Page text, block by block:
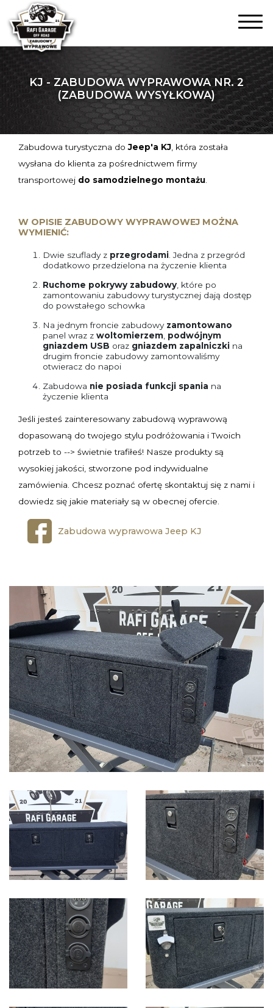
KJ - ZABUDOWA WYPRAWOWA NR. 2
(ZABUDOWA WYSYŁKOWA)
Zabudowa turystyczna do Jeep'a KJ , która została
wysłana do klienta za pośrednictwem firmy
transportowej do samodzielnego montażu
W OPISIE ZABUDOWY WYPRAWOWEJ MOŻNA
WYMIENIĆ:
Dwie szuflady z przegrodami . Jedna z przegród
dodatkowo przedzielona na życzenie klienta
Ruchome pokrywy zabudowy , które po
zamontowaniu zabudowy turystycznej dają dostęp
do powstałego schowka
Na jednym froncie zabudowy zamontowano
panel wraz z woltomierzem podwójnym
gniazdem USB oraz gniazdem zapalniczki na
drugim froncie zabudowy zamontowaliśmy
otwieracz do napoi
Zabudowa nie posiada funkcji spania na
życzenie klienta
Jeśli jesteś zainteresowany zabudową wyprawową
dopasowaną do twojego stylu podróżowania i Twoich
potrzeb to --> świetnie trafiłeś! Nasze produkty są
wysokiej jakości, stworzone pod indywidualne
zamówienia. Chcesz poznać ofertę skontaktuj się z nami i
dowiedz się jakie materiały są w obecnej ofercie.
Zabudowa wyprawowa Jeep KJ